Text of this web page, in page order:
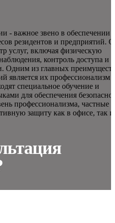
- важное звено в обеспечении
резидентов и предприятий.
услуг, включая физическую
контроль доступа и
Одним из главных
является их профессионализм
специальное обучение и
для обеспечения
профессионализма, частные
защиту как в офисе, так